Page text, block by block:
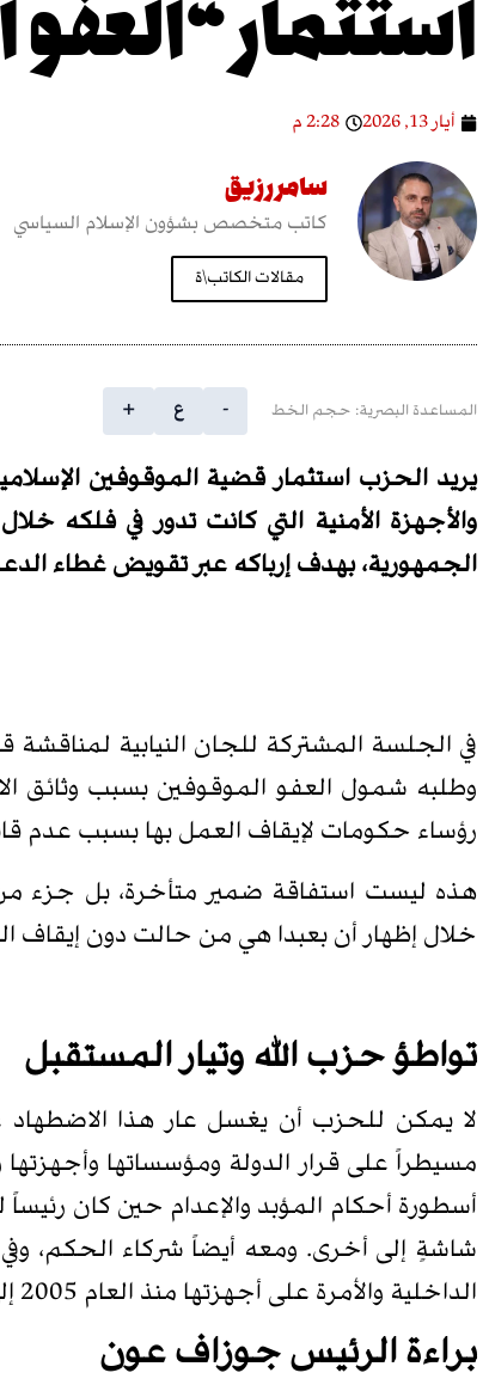
استثمار “العفو
أيار 13, 2026 2:28 م
سامر رزيق
كاتب متخصص بشؤون الإسلام السياسي
مقالات الكاتب\ة
المساعدة البصرية: حجم الخط - ع +
يريد الحزب استثمار قضية الموقوفين
والأجهزة الأمنية التي كانت تدور في فلكه
الجمهورية، بهدف إرباكه عبر تقويض غطاء
في الجلسة المشتركة للجان النيابية لمناقشة
رؤساء حكومات لإيقاف العمل بها بسبب عدم
هذه ليست استفاقة ضمير متأخرة، بل جزء
خلال إظهار أن بعبدا هي من حالت دون إيقاف
تواطؤ حزب الله وتيار المستقبل
لا يمكن للحزب أن يغسل عار هذا الاضطهاد
مسيطراً على قرار الدولة ومؤسساتها
أسطورة أحكام المؤبد والإعدام حين كان
شاشةٍ إلى أخرى. ومعه أيضاً شركاء الحكم،
الداخلية والأمرة على أجهزتها منذ العام 2005 إلى الأمس القريب.
براءة الرئيس جوزاف عون